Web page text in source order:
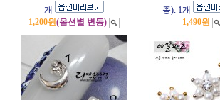
개
1,200원(옵션별 변동)
종): 1개
1,490원